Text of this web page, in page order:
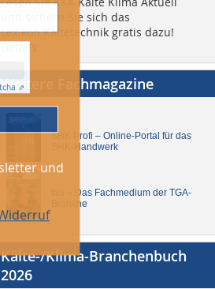
und sichern Sie sich das
Lexikon Kältetechnik gratis dazu!
Details
Weitere Fachmagazine
SHK Profi – Online-Portal für das
SHK-Handwerk
tab – Das Fachmedium der TGA-
Branche
Kälte-/Klima-Branchenbuch
2026